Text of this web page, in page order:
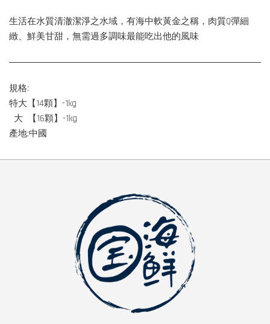
生活在水質清澈潔淨之水域，有海中軟黃金之稱，肉質Q彈細
緻、鮮美甘甜，無需過多調味最能吃出他的風味
規格:
特大【14顆】-1kg
大 【16顆】-1kg
產地:中國